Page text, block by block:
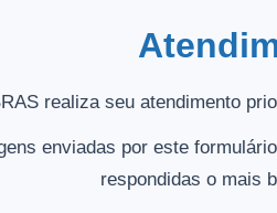
realiza seu atendimento
enviadas por este
respondidas o mais